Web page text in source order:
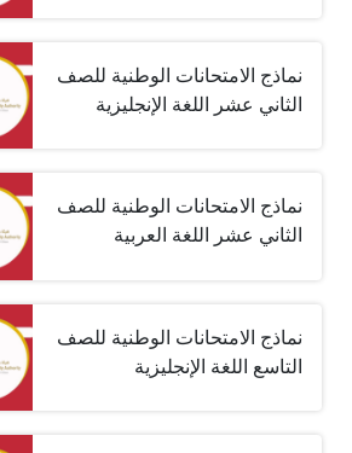
نماذج الامتحانات الوطنية للصف
الثاني عشر اللغة الإنجليزية
نماذج الامتحانات الوطنية للصف
الثاني عشر اللغة العربية
نماذج الامتحانات الوطنية للصف
التاسع اللغة الإنجليزية